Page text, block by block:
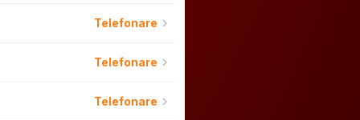
Telefonare chevron_right
Telefonare chevron_right
Telefonare chevron_right